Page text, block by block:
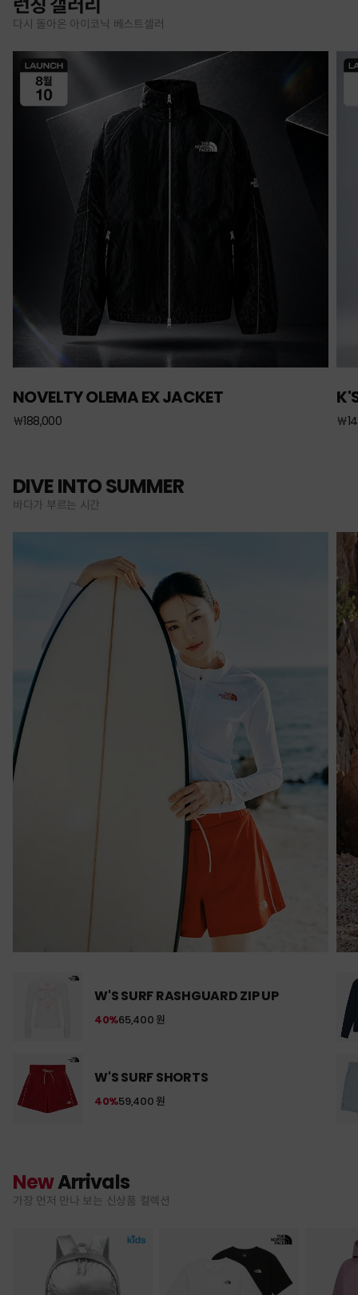
런칭 갤러리
다시 돌아온 아이코닉 베스트셀러
NOVELTY OLEMA EX JACKET
￦188,000 ￦
DIVE INTO SUMMER
바다가 부르는 시간
W'S SURF RASHGUARD ZIP UP
65,400 원
40%
W'S SURF SHORTS
59,400 원
40%
NewArrivals
가장 먼저 만나 보는 신상품 컬렉션